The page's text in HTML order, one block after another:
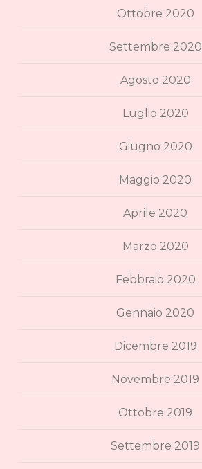
Ottobre 2020
Settembre 2020
Agosto 2020
Luglio 2020
Giugno 2020
Maggio 2020
Aprile 2020
Marzo 2020
Febbraio 2020
Gennaio 2020
Dicembre 2019
Novembre 2019
Ottobre 2019
Settembre 2019